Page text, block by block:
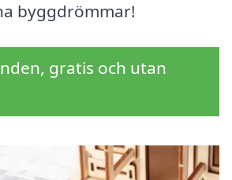
byggdrömmar!
gratis och utan